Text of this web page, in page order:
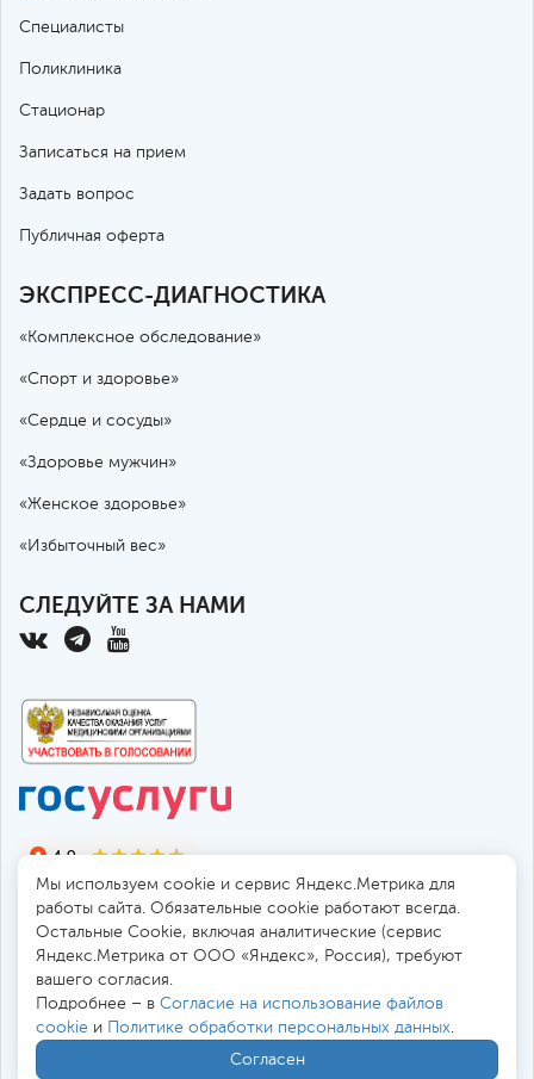
Специалисты
Поликлиника
Стационар
Записаться на прием
Задать вопрос
Публичная оферта
ЭКСПРЕСС-ДИАГНОСТИКА
«Комплексное обследование»
«Спорт и здоровье»
«Сердце и сосуды»
«Здоровье мужчин»
«Женское здоровье»
«Избыточный вес»
СЛЕДУЙТЕ ЗА НАМИ
194017, Россия, Санкт-Петербург, пр. Тореза 72
Безопасная работа черезSSL-соединение
Мы используем cookie и сервис Яндекс.Метрика для
работы сайта. Обязательные cookie работают всегда.
Остальные Сookie, включая аналитические (сервис
Яндекс.Метрика от ООО «Яндекс», Россия), требуют
вашего согласия.
Подробнее – в Согласие на использование файлов
cookie и Политике обработки персональных данных.
Согласен